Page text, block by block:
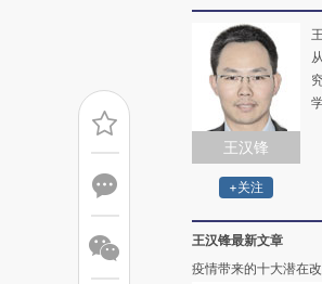
王汉锋
+关注
王汉锋最新文章
疫情带来的十大潜在